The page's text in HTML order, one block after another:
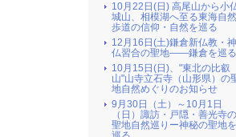
10月22日(日) 高尾山から小
城山、相模湖へ至る東海自然
歩道の信仰・自然を巡る
12月16日(土)鎌倉新仏教・神
仏習合の聖地――鎌倉を巡る
10月15日(日)、"東北の比叡
山"山寺立石寺（山形県）の
地自然めぐりのお知らせ
9月30日（土）～10月1日
（日）諏訪・戸隠・善光寺の
聖地自然巡りー神秘の聖地を